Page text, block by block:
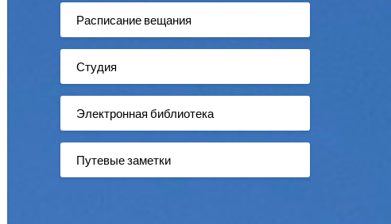
Расписание вещания
Студия
Электронная библиотека
Путевые заметки